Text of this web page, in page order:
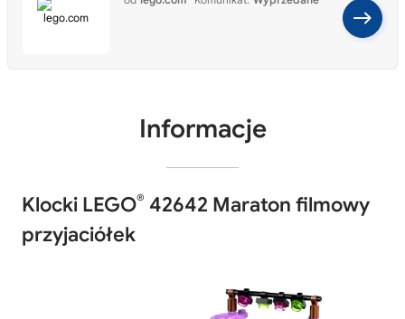
Informacje
Klocki LEGO® 42642 Maraton filmowy
przyjaciółek